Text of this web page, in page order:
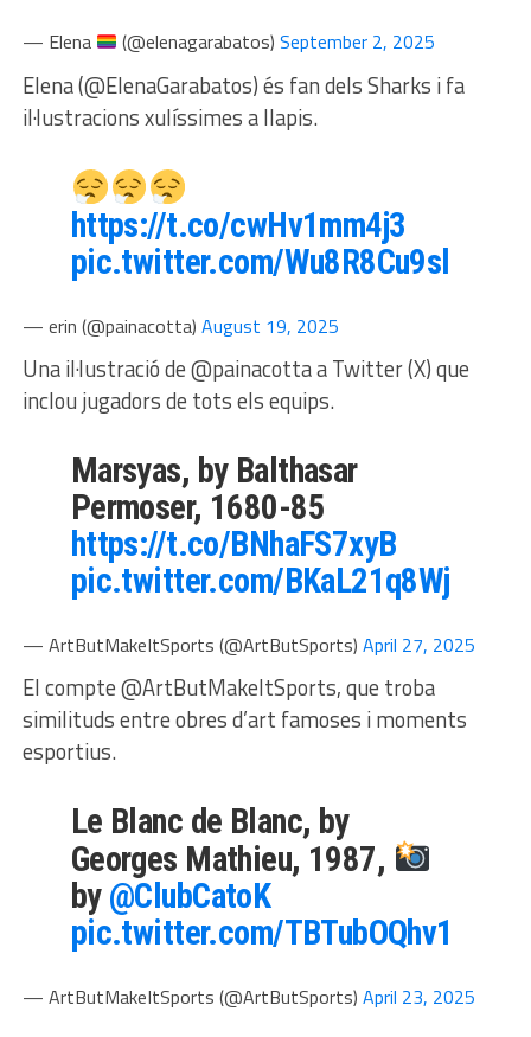
— Elena (@elenagarabatos) September 2, 2025
Elena (@ElenaGarabatos) és fan dels Sharks i fa
il·lustracions xulíssimes a llapis.
https://t.co/cwHv1mm4j3
pic.twitter.com/Wu8R8Cu9sl
— erin (@painacotta) August 19, 2025
Una il·lustració de @painacotta a Twitter (X) que
inclou jugadors de tots els equips.
Marsyas, by Balthasar
Permoser, 1680-85
https://t.co/BNhaFS7xyB
pic.twitter.com/BKaL21q8Wj
— ArtButMakeItSports (@ArtButSports) April 27, 2025
El compte @ArtButMakeItSports, que troba
similituds entre obres d’art famoses i moments
esportius.
Le Blanc de Blanc, by
Georges Mathieu, 1987,
by @ClubCatoK
pic.twitter.com/TBTubOQhv1
— ArtButMakeItSports (@ArtButSports) April 23, 2025